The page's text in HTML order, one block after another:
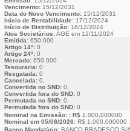
Vencimento: 15/12/2031
Data do Novo Vencimento:15/12/2031
Início de Rentabilidade:17/12/2024
Início de Distribuição:16/12/2024
Atos Societários:AGE em 12/11/2024
Emitida:650.000
Artigo 14º:0
Artigo 24º:0
Mercado:650.000
Tesouraria:0
Resgatada:0
Cancelada:0,
Convertida no SND:0,
Convertida fora do SND:0
Permutada no SND:0,
Permutada fora do SND:0
Nominal na Emissão: : R$ 1.000,000000
Nominal em 05/08/2026:R$ 1.000,000000
Banco Mandatário:BANCO BRADESCO S/A